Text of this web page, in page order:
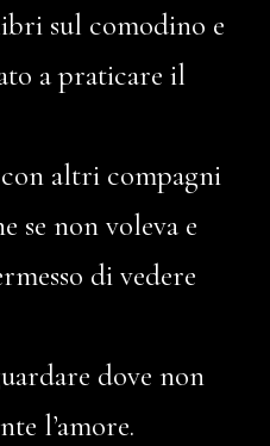
sul comodino e
a praticare il
altri compagni
se non voleva e
di vedere
dove non
l’amore.